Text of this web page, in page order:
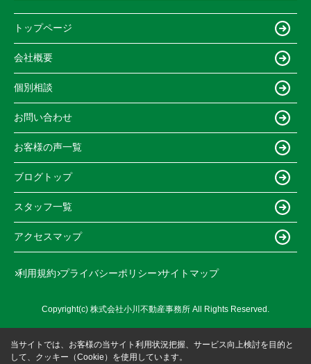
トップページ
会社概要
個別相談
お問い合わせ
お客様の声一覧
ブログトップ
スタッフ一覧
アクセスマップ
利用規約 プライバシーポリシー サイトマップ
Copyright(c) 株式会社小川不動産事務所 All Rights Reserved.
当サイトでは、お客様の当サイト利用状況把握、サービス向上検討を目的と
して、クッキー（Cookie）を使用しています。